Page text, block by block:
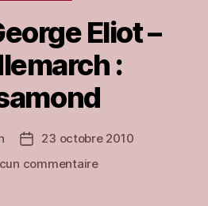
Eliot –
:
Date23 octobre 2010
commentairesur